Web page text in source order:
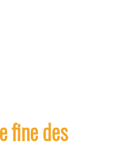
fine des